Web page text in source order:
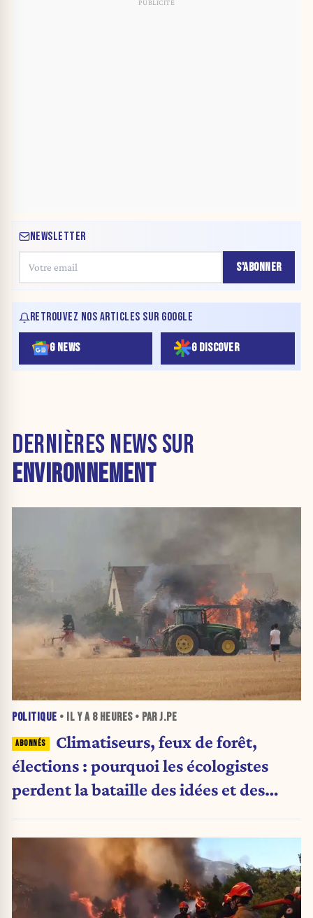
NEWSLETTER
S'ABONNER
RETROUVEZ NOS ARTICLES SUR GOOGLE
G NEWS G DISCOVER
DERNIÈRES NEWS SUR
ENVIRONNEMENT
POLITIQUE • IL Y A 8 HEURES• PAR J.PE
Climatiseurs, feux de forêt,
élections : pourquoi les écologistes
perdent la bataille des idées et des